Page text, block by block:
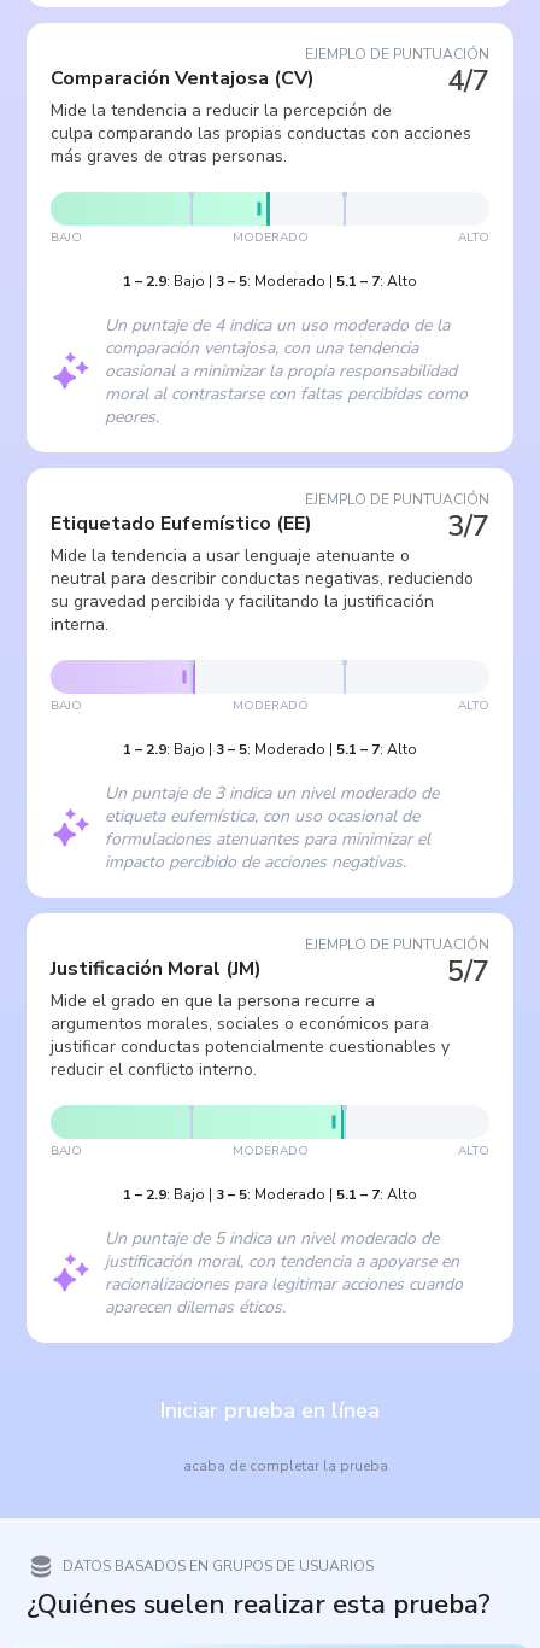
EJEMPLO DE PUNTUACIÓN
4/7
Comparación Ventajosa (CV)
Mide la tendencia a reducir la percepción de
culpa comparando las propias conductas con acciones
más graves de otras personas.
BAJO MODERADO ALTO
1 – 2.9: Bajo | 3– 5: Moderado | 5.1 – 7: Alto
Un puntaje de 4 indica un uso moderado de la
comparación ventajosa, con una tendencia
ocasional a minimizar la propia responsabilidad
moral al contrastarse con faltas percibidas como
peores.
EJEMPLO DE PUNTUACIÓN
3/7
Etiquetado Eufemístico (EE)
Mide la tendencia a usar lenguaje atenuante o
neutral para describir conductas negativas, reduciendo
su gravedad percibida y facilitando la justificación
interna.
BAJO MODERADO ALTO
1 – 2.9: Bajo | 3– 5: Moderado | 5.1 – 7: Alto
Un puntaje de 3 indica un nivel moderado de
etiqueta eufemística, con uso ocasional de
formulaciones atenuantes para minimizar el
impacto percibido de acciones negativas.
EJEMPLO DE PUNTUACIÓN
5/7
Justificación Moral (JM)
Mide el grado en que la persona recurre a
argumentos morales, sociales o económicos para
justificar conductas potencialmente cuestionables y
reducir el conflicto interno.
BAJO MODERADO ALTO
1 – 2.9: Bajo | 3– 5: Moderado | 5.1 – 7: Alto
Un puntaje de 5 indica un nivel moderado de
justificación moral, con tendencia a apoyarse en
racionalizaciones para legitimar acciones cuando
aparecen dilemas éticos.
Iniciar prueba en línea
acaba de completar la prueba
DATOS BASADOS EN GRUPOS DE USUARIOS
¿Quiénes suelen realizar esta prueba?